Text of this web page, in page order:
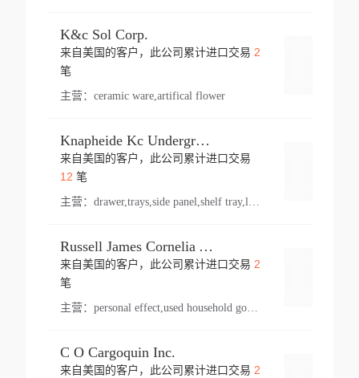
K&c Sol Corp.
来自美国的客户，此公司累计进口交易 2
笔
主营： ceramic ware,artifical flower
Knapheide Kc Underground
来自美国的客户，此公司累计进口交易
12 笔
主营：
Russell James Cornelia Arlington Va
来自美国的客户，此公司累计进口交易 2
笔
主营： personal effect,used household goods
C O Cargoquin Inc.
来自美国的客户，此公司累计进口交易 2